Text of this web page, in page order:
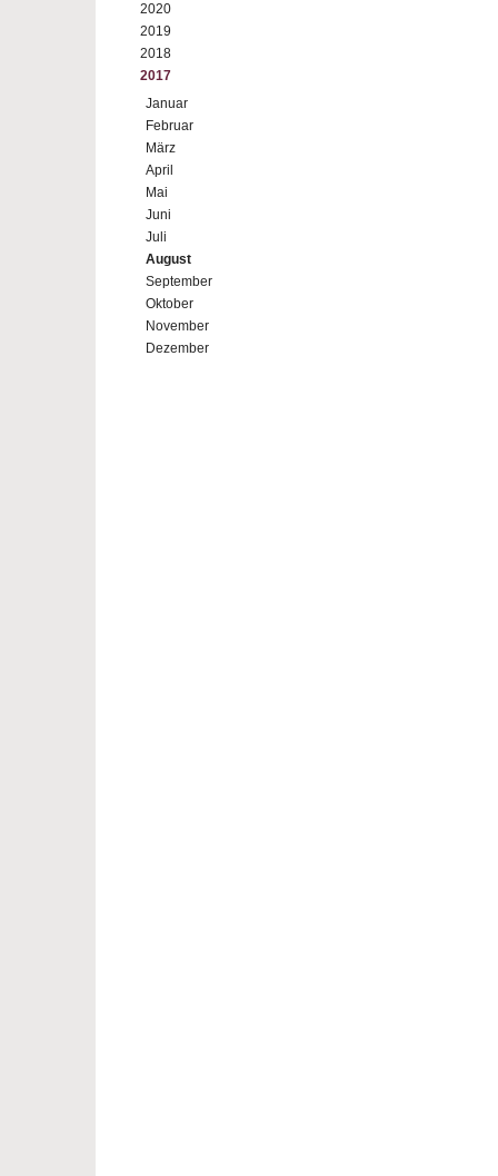
2020
2019
2018
2017
Januar
Februar
März
April
Mai
Juni
Juli
August
September
Oktober
November
Dezember